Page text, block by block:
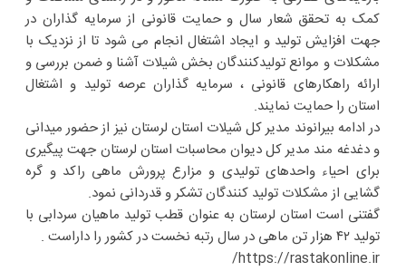
کمک به تحقق شعار سال و حمایت قانونی از سرمایه گذاران در
جهت افزایش تولید و ایجاد اشتغال انجام می شود تا از نزدیک با
مشکلات و موانع تولیدکنندگان بخش شیلات آشنا و ضمن بررسی و
ارائه راهکارهای قانونی ، سرمایه گذاران عرصه تولید و اشتغال
استان را حمایت نمایند.
در ادامه بیرانوند مدیر کل شیلات استان لرستان نیز از حضور میدانی
و دغدغه مند مدیر کل دیوان محاسبات استان لرستان جهت پیگیری
برای احیاء واحدهای تولیدی و مزارع پرورش ماهی راکد و گره
گشایی از مشکلات تولید کنندگان تشکر و قدردانی نمود.
گفتنی است استان لرستان به عنوان قطب تولید ماهیان سردابی با
تولید ۴۲ هزار تن ماهی در سال رتبه نخست در کشور را داراست .
https://rastakonline.ir/